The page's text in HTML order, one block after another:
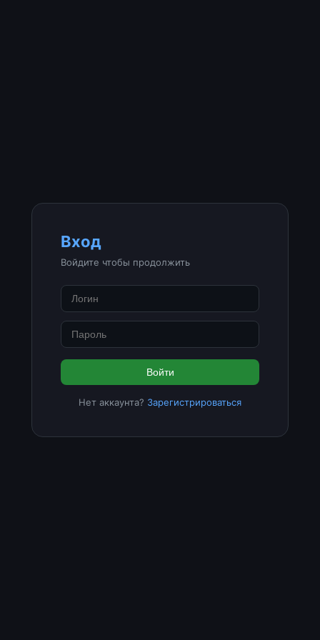
Вход
Войдите чтобы продолжить
Войти
Нет аккаунта? Зарегистрироваться